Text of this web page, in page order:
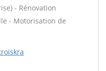
- Rénovation
- Motorisation de